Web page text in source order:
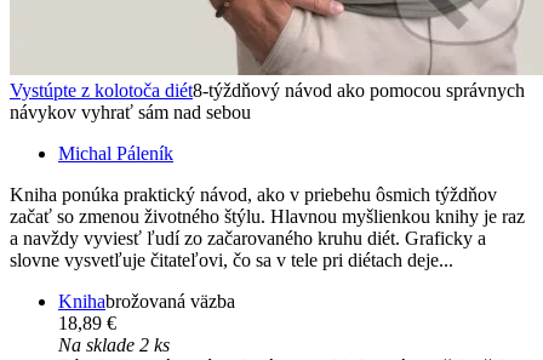
Vystúpte z kolotoča diét8-týždňový návod ako pomocou správnych
návykov vyhrať sám nad sebou
Michal Páleník
Kniha ponúka praktický návod, ako v priebehu ôsmich týždňov
začať so zmenou životného štýlu. Hlavnou myšlienkou knihy je raz
a navždy vyviesť ľudí zo začarovaného kruhu diét. Graficky a
slovne vysvetľuje čitateľovi, čo sa v tele pri diétach deje...
Knihabrožovaná väzba
18,89 €
Na sklade 2 ks